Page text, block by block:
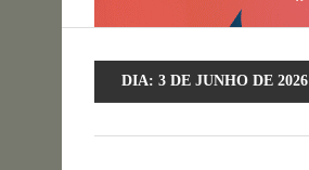
DIA: 3 DE JUNHO DE 2026